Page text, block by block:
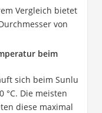
Vergleich bietet
von
beim
sich beim Sunlu
°C. Die meisten
diese maximal